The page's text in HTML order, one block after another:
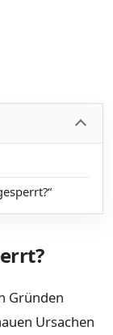
Gründen
Ursachen